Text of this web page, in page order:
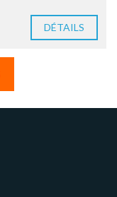
DÉTAILS